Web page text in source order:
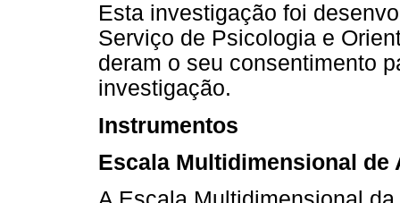
Esta investigação foi
Serviço de Psicologia e
deram o seu consentimento
investigação.
Instrumentos
Escala Multidimensional de